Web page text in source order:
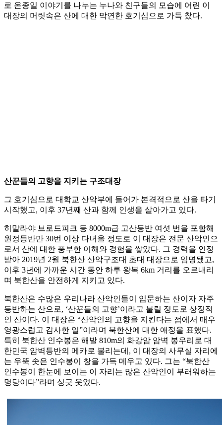
로 온종일 이야기를 나누는 누나와 친구들의 모습에 어린 이
대장의 머릿속은 산에 대한 막연한 호기심으로 가득 찼다.
산꾼들의 고향을 지키는 구조대장
그 호기심으로 대학교 산악부에 들어가 본격적으로 산을 타기
시작했고, 이후 37년째 산과 함께 인생을 살아가고 있다.
히말라야 브로드피크 등 8000m급 고산등반 여섯 번을 포함해
원정등반만 30번 이상 다녀올 정도로 이 대장은 전문 산악인으
로서 산에 대한 풍부한 이해와 경험을 쌓았다. 그 경력을 인정
받아 2019년 2월 북한산 산악구조대 초대 대장으로 임명됐고,
이후 3년에 가까운 시간 동안 하루 왕복 6km 거리를 오르내리
며 북한산을 안전하게 지키고 있다.
북한산은 수많은 우리나라 산악인들이 입문하는 산이자 자주
등반하는 산으로, ‘산꾼들의 고향’이라고 불릴 정도로 상징적
인 산이다. 이 대장은 “산악인의 고향을 지킨다는 점에서 매우
영광스럽고 감사한 일”이라며 북한산에 대한 애정을 표했다.
특히 북한산 인수봉은 해발 810m의 화강암 암벽 봉우리로 대
한민국 암벽등반의 메카로 불리는데, 이 대장의 사무실 자리에
는 우뚝 솟은 인수봉이 창을 가득 메우고 있다. 그는 “북한산
인수봉이 한눈에 보이는 이 자리는 많은 산악인이 부러워하는
명당이다”라며 싱긋 웃었다.